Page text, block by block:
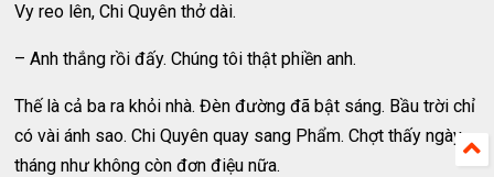
Vy reo lên, Chi Quyên thở dài.
– Anh thắng rồi đấy. Chúng tôi thật phiền anh.
Thế là cả ba ra khỏi nhà. Đèn đường đã bật sáng. Bầu trời chỉ
có vài ánh sao. Chi Quyên quay sang Phẩm. Chợt thấy ngày
tháng như không còn đơn điệu nữa.